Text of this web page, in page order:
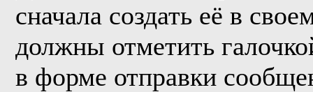
сначала создать её в
должны отметить
в форме отправки